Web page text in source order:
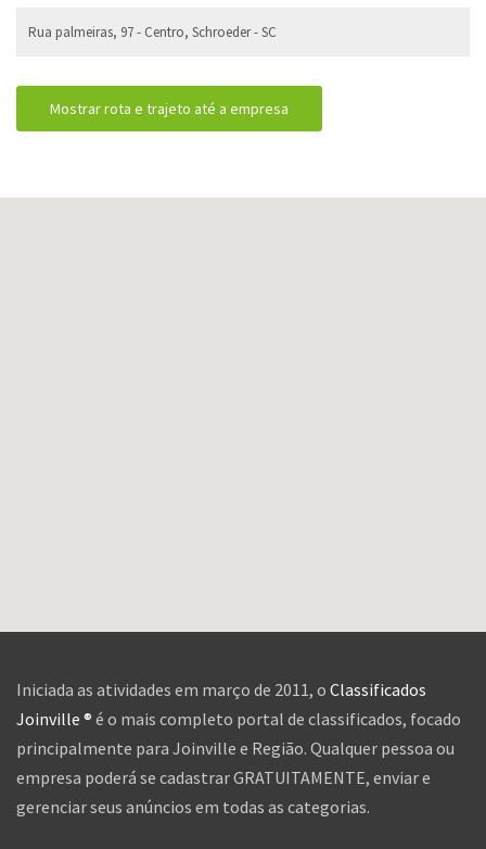
Iniciada as atividades em março de 2011, o Classificados
Joinville ® é o mais completo portal de classificados, focado
principalmente para Joinville e Região. Qualquer pessoa ou
empresa poderá se cadastrar GRATUITAMENTE, enviar e
gerenciar seus anúncios em todas as categorias.